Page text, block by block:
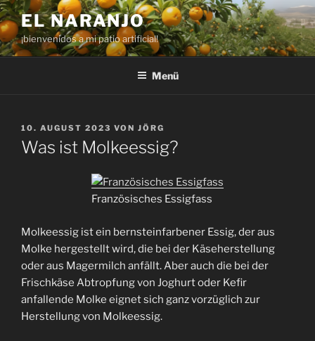
Zum
Inhalt
springen
EL NARANJO
¡bienvenidos a mi patio artificial!
Menü
VERÖFFENTLICHT
AM
10. AUGUST 2023 VON JÖRG
Was ist Molkeessig?
Französisches Essigfass
Molkeessig ist ein bernsteinfarbener Essig, der aus
Molke hergestellt wird, die bei der Käseherstellung
oder aus Magermilch anfällt. Aber auch die bei der
Frischkäse Abtropfung von Joghurt oder Kefir
anfallende Molke eignet sich ganz vorzüglich zur
Herstellung von Molkeessig.